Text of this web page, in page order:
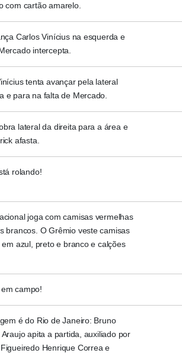
com cartão amarelo.
Carlos Vinícius na esquerda e
intercepta.
tenta avançar pela lateral
e para na falta de Mercado.
lateral da direita para a área e
afasta.
rolando!
joga com camisas vermelhas
brancos. O Grêmio veste camisas
em azul, preto e branco e calções
campo!
é do Rio de Janeiro: Bruno
Araujo apita a partida, auxiliado por
Henrique Correa e